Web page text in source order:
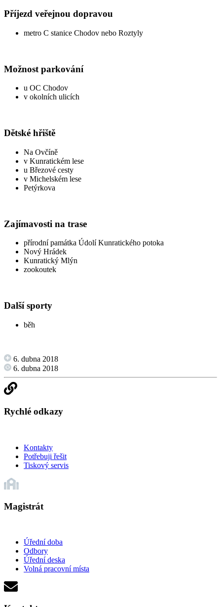
Příjezd veřejnou dopravou
metro C stanice Chodov nebo Roztyly
Možnost parkování
u OC Chodov
v okolních ulicích
Dětské hřiště
Na Ovčíně
v Kunratickém lese
u Březové cesty
v Michelském lese
Petýrkova
Zajímavosti na trase
přírodní památka Údolí Kunratického potoka
Nový Hrádek
Kunratický Mlýn
zookoutek
Další sporty
běh
6. dubna 2018
6. dubna 2018
Rychlé odkazy
Kontakty
Potřebuji řešit
Tiskový servis
Magistrát
Úřední doba
Odbory
Úřední deska
Volná pracovní místa